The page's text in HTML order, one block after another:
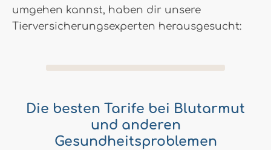
umgehen kannst, haben dir unsere
Tierversicherungsexperten herausgesucht:
Die besten Tarife bei Blutarmut
und anderen
Gesundheitsproblemen